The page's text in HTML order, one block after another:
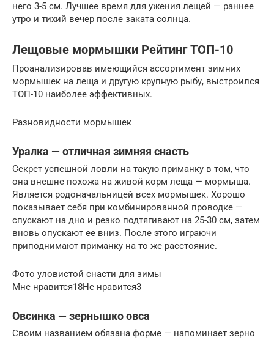
него 3-5 см. Лучшее время для ужения лещей — раннее
утро и тихий вечер после заката солнца.
Лещовые мормышки Рейтинг ТОП-10
Проанализировав имеющийся ассортимент зимних
мормышек на леща и другую крупную рыбу, выстроился
ТОП-10 наиболее эффективных.
Разновидности мормышек
Уралка — отличная зимняя снасть
Секрет успешной ловли на такую приманку в том, что
она внешне похожа на живой корм леща — мормыша.
Является родоначальницей всех мормышек. Хорошо
показывает себя при комбинированной проводке —
спускают на дно и резко подтягивают на 25-30 см, затем
вновь опускают ее вниз. После этого играючи
приподнимают приманку на то же расстояние.
Фото уловистой снасти для зимы
Мне нравится18Не нравится3
Овсинка — зернышко овса
Своим названием обязана форме — напоминает зерно